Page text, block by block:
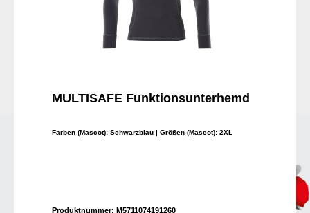
MULTISAFE Funktionsunterhemd
Farben (Mascot): Schwarzblau | Größen (Mascot): 2XL
Produktnummer: M5711074191260